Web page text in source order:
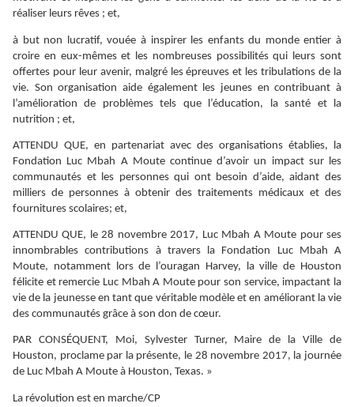
réaliser leurs rêves ; et,
à but non lucratif, vouée à inspirer les enfants du monde entier à
croire en eux-mêmes et les nombreuses possibilités qui leurs sont
offertes pour leur avenir, malgré les épreuves et les tribulations de la
vie. Son organisation aide également les jeunes en contribuant à
l’amélioration de problèmes tels que l’éducation, la santé et la
nutrition ; et,
ATTENDU QUE, en partenariat avec des organisations établies, la
Fondation Luc Mbah A Moute continue d’avoir un impact sur les
communautés et les personnes qui ont besoin d’aide, aidant des
milliers de personnes à obtenir des traitements médicaux et des
fournitures scolaires; et,
ATTENDU QUE, le 28 novembre 2017, Luc Mbah A Moute pour ses
innombrables contributions à travers la Fondation Luc Mbah A
Moute, notamment lors de l’ouragan Harvey, la ville de Houston
félicite et remercie Luc Mbah A Moute pour son service, impactant la
vie de la jeunesse en tant que véritable modèle et en améliorant la vie
des communautés grâce à son don de cœur.
PAR CONSÉQUENT, Moi, Sylvester Turner, Maire de la Ville de
Houston, proclame par la présente, le 28 novembre 2017, la journée
de Luc Mbah A Moute à Houston, Texas. »
La révolution est en marche/CP